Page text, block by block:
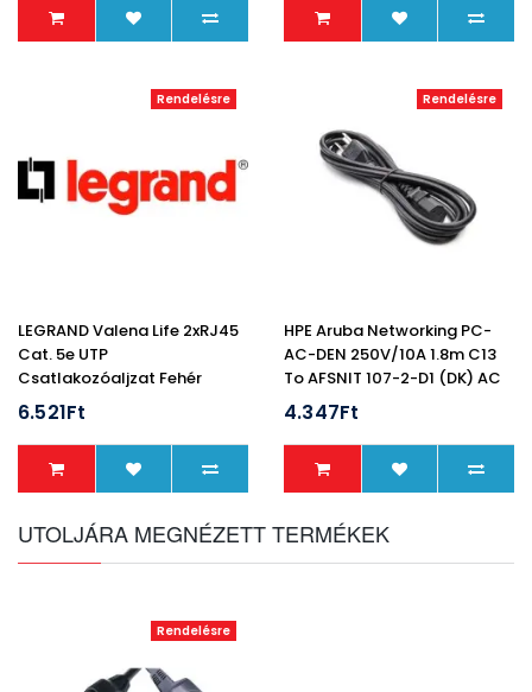
Rendelésre
LEGRAND Valena Life 2xRJ45
Cat. 5e UTP
Csatlakozóaljzat Fehér
6.521Ft
Rendelésre
HPE Aruba Networking PC-
AC-DEN 250V/10A 1.8m C13
To AFSNIT 107-2-D1 (DK) AC
Power Cord
4.347Ft
UTOLJÁRA MEGNÉZETT TERMÉKEK
Rendelésre